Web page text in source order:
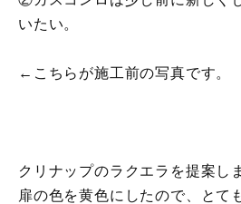
いたい。
←こちらが施工前の写真です。
クリナップのラクエラを提案し
扉の色を黄色にしたので、とて